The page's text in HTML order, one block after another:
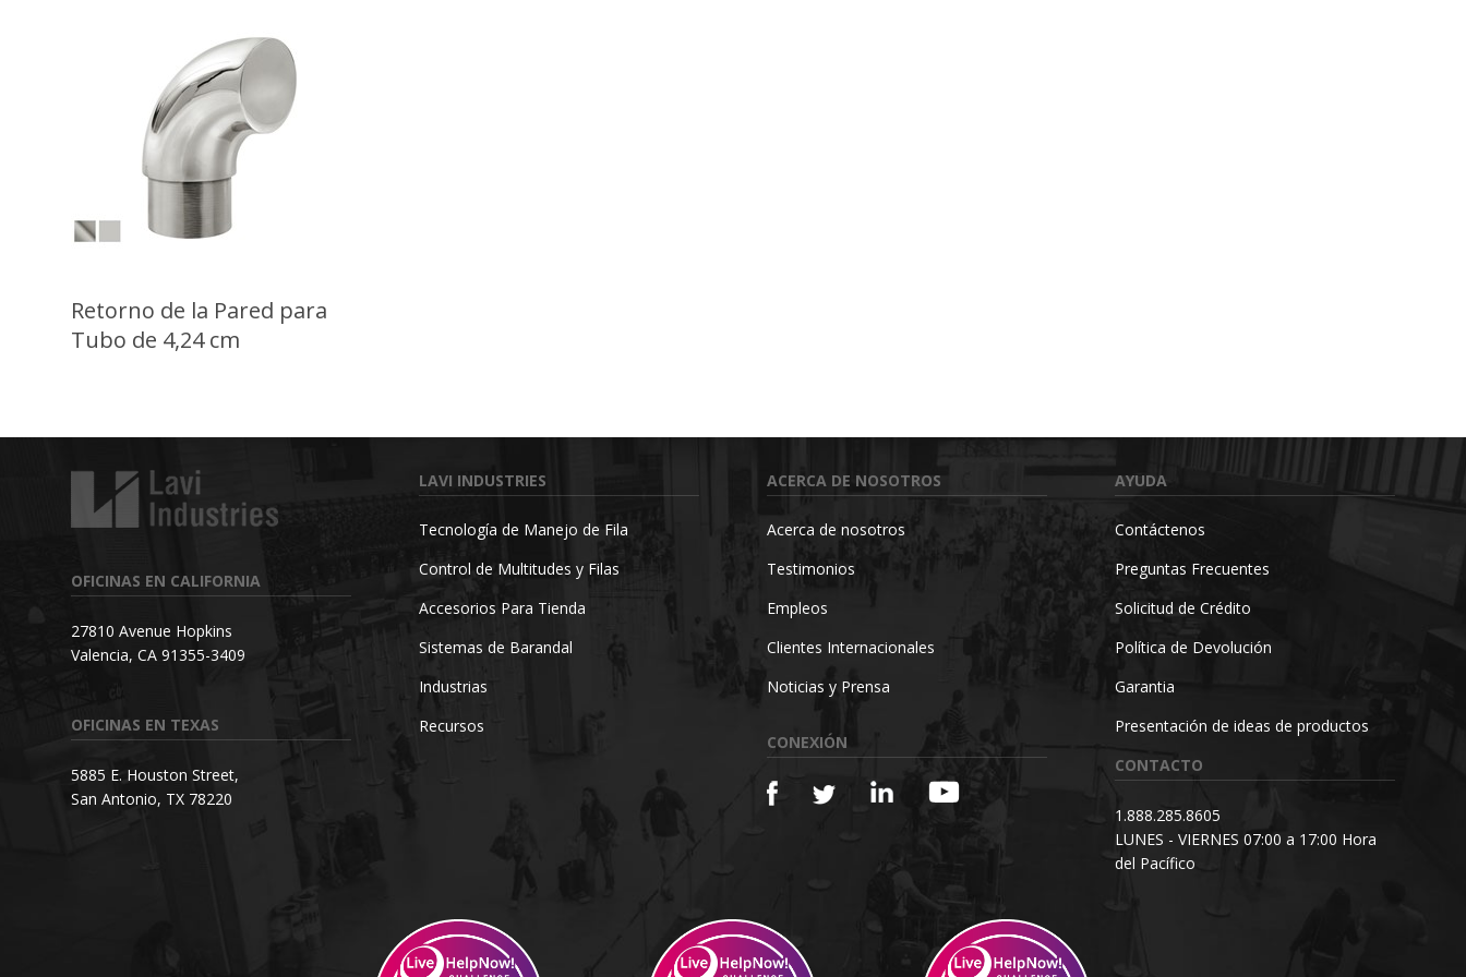
Retorno de la Pared para
Tubo de 4,24 cm
OFICINAS EN CALIFORNIA
27810 Avenue Hopkins
Valencia, CA 91355-3409
OFICINAS EN TEXAS
5885 E. Houston Street,
San Antonio, TX 78220
LAVI INDUSTRIES
Tecnología de Manejo de Fila
Control de Multitudes y Filas
Accesorios Para Tienda
Sistemas de Barandal
Industrias
Recursos
ACERCA DE NOSOTROS
Acerca de nosotros
Testimonios
Empleos
Clientes Internacionales
Noticias y Prensa
CONEXIÓN
AYUDA
Contáctenos
Preguntas Frecuentes
Solicitud de Crédito
Política de Devolución
Garantia
Presentación de ideas de productos
CONTACTO
1.888.285.8605
LUNES - VIERNES 07:00 a 17:00 Hora
del Pacífico